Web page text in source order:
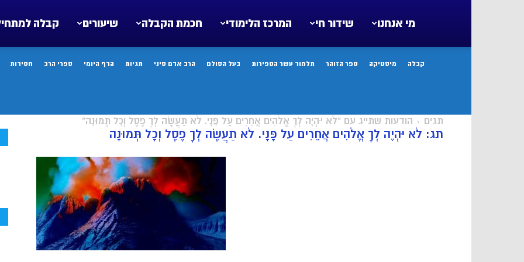
קבלה שיעורים חכמת הקבלה המרכז הלימודי שידור חי מי אנחנו
קבלה מיסטיקה ספר הזוהר תלמוד עשר הספירות בעל הסולם הרב אדם סיני תגיות הדף היומי ספרי הרב חסידות
תגים הודעות שתייג עם "לֹא יִהְיֶה לְךָ אֱלֹהִים אֲחֵרִים עַל פָּנָי. לֹא תַעֲשֶׂה לְךָ פֶסֶל וְכָל תְּמוּנָה"
תג: לֹא יִהְיֶה לְךָ אֱלֹהִים אֲחֵרִים עַל פָּנָי. לֹא תַעֲשֶׂה לְךָ פֶסֶל וְכָל תְּמוּנָה